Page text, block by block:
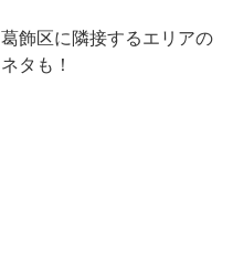
葛飾区に隣接するエリアの
ネタも！